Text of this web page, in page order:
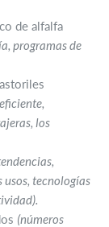
de alfalfa
programas de
los
usos, tecnologías
(números